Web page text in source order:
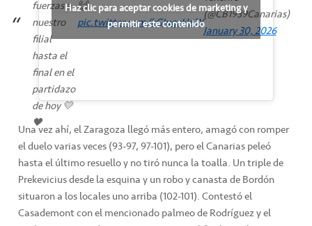
fuerzas a
nuestro
filial
hasta el
final en el
partidazo
de hoy 💛
🖤
🙌
pic.twitter.com/kGJuqzHz3Y(@CB1939Canarias)
January 30, 2026
Haz clic para aceptar cookies de marketing y
permitir este contenido
Una vez ahí, el Zaragoza llegó más entero, amagó con romper
el duelo varias veces (93-97, 97-101), pero el Canarias peleó
hasta el último resuello y no tiró nunca la toalla. Un triple de
Prekevicius desde la esquina y un robo y canasta de Bordón
situaron a los locales uno arriba (102-101). Contestó el
Casademont con el mencionado palmeo de Rodríguez y el